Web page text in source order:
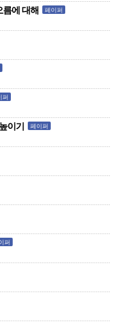
름에 대해 페이퍼
퍼
이기 페이퍼
퍼